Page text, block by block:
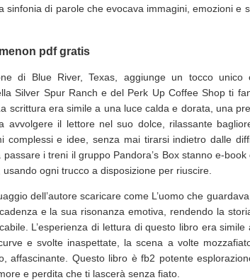
sinfonia di parole che evocava immagini, emozioni e
pdf gratis
di Blue River, Texas, aggiunge un tocco
Silver Spur Ranch e del Perk Up Coffee Shop ti
scrittura era simile a una luce calda e dorata, una
avvolgere il lettore nel suo dolce, rilassante
complessi e idee, senza mai tirarsi indietro dalle
passare i treni il gruppo Pandora’s Box stanno e-
usando ogni trucco a disposizione per riuscire.
dell’autore scaricare come L’uomo che
e la sua risonanza emotiva, rendendo la
L’esperienza di lettura di questo libro era
e svolte inaspettate, la scena a volte
affascinante. Questo libro è fb2 potente
e perdita che ti lascerà senza fiato.